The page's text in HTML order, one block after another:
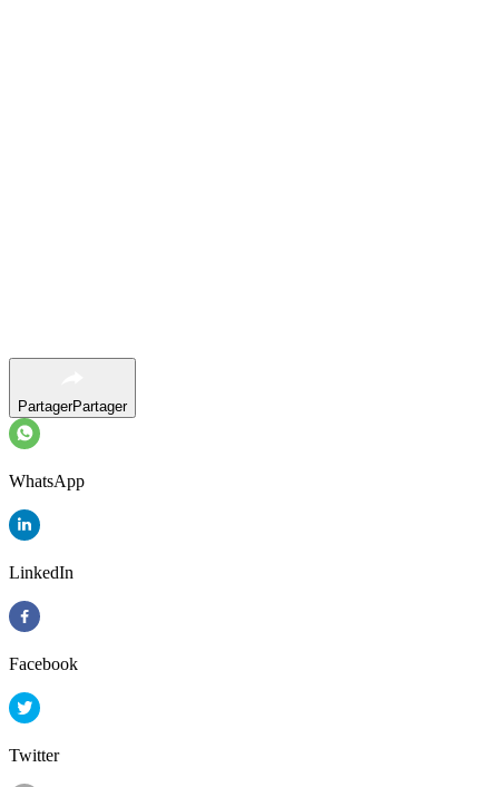
PartagerPartager
WhatsApp
LinkedIn
Facebook
Twitter